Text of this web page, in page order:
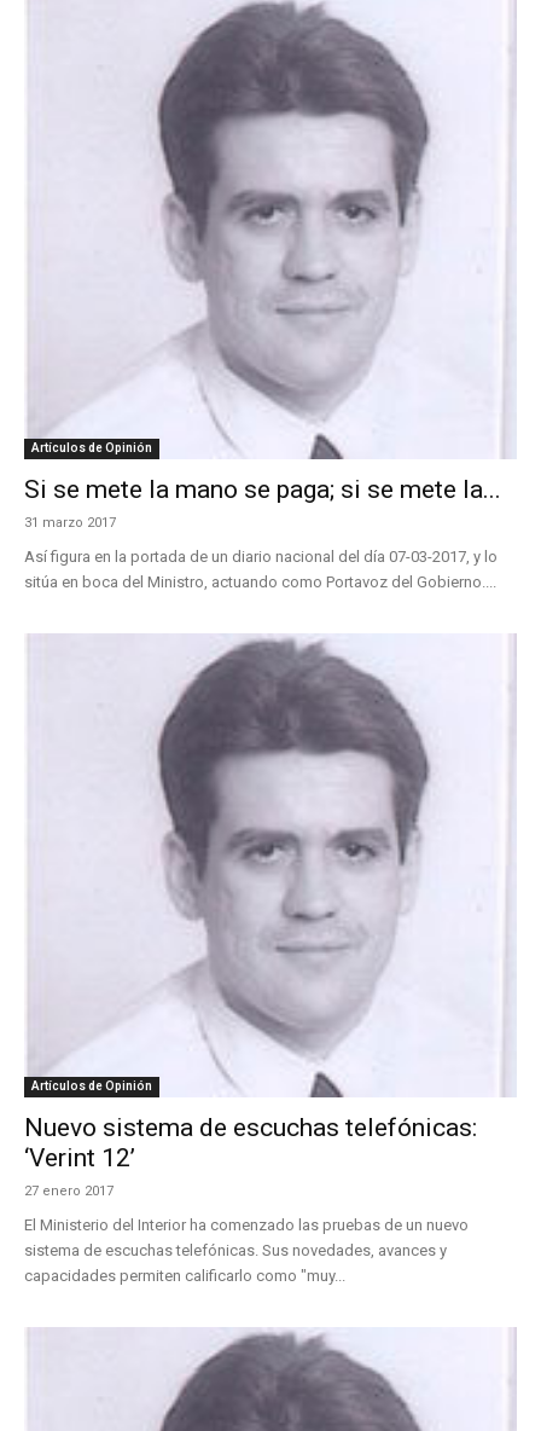
Artículos de Opinión
Si se mete la mano se paga; si se mete la...
31 marzo 2017
Así figura en la portada de un diario nacional del día 07-03-2017, y lo
sitúa en boca del Ministro, actuando como Portavoz del Gobierno....
Artículos de Opinión
Nuevo sistema de escuchas telefónicas:
‘Verint 12’
27 enero 2017
El Ministerio del Interior ha comenzado las pruebas de un nuevo
sistema de escuchas telefónicas. Sus novedades, avances y
capacidades permiten calificarlo como "muy...